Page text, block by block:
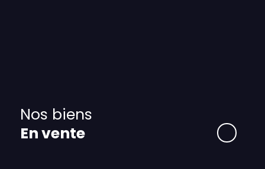
Nos biens
En vente